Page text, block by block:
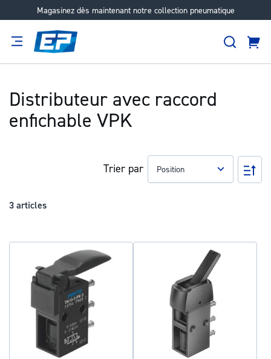
Magasinez dès maintenant notre collection pneumatique
Aller
Distributeur avec raccord
enfichable VPK
3 articles
Trier par
Par